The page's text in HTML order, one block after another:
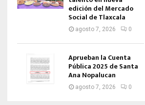
edición del Mercado
Social de Tlaxcala
agosto 7, 2026 0
Aprueban la Cuenta
Pública 2025 de Santa
Ana Nopalucan
agosto 7, 2026 0